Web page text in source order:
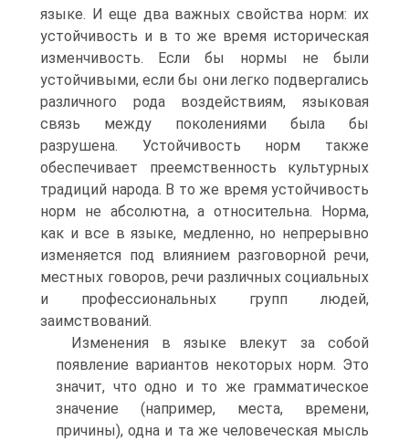
языке. И еще два важных свойства норм: их
устойчивость и в то же время историческая
изменчивость. Если бы нормы не были
устойчивыми, если бы они легко подвергались
различного рода воздействиям, языковая
связь между поколениями была бы
разрушена. Устойчивость норм также
обеспечивает преемственность культурных
традиций народа. В то же время устойчивость
норм не абсолютна, а относительна. Норма,
как и все в языке, медленно, но непрерывно
изменяется под влиянием разговорной речи,
местных говоров, речи различных социальных
и профессиональных групп людей,
заимствований.
Изменения в языке влекут за собой
появление вариантов некоторых норм. Это
значит, что одно и то же грамматическое
значение (например, места, времени,
причины), одна и та же человеческая мысль